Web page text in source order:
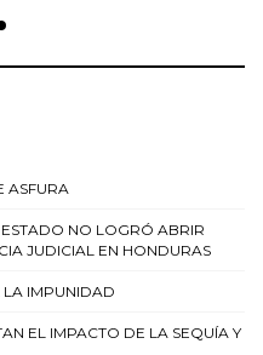
ASFURA
NO LOGRÓ ABRIR
JUDICIAL EN HONDURAS
LA IMPUNIDAD
EL IMPACTO DE LA SEQUÍA Y